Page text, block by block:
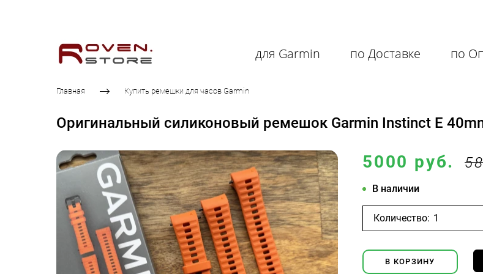
для Garmin по Доставке по
Главная Купить ремешки для часов Garmin
Оригинальный силиконовый ремешок Garmin Instinct E
5000 руб.
В наличии
Количество:
В КОРЗИНУ